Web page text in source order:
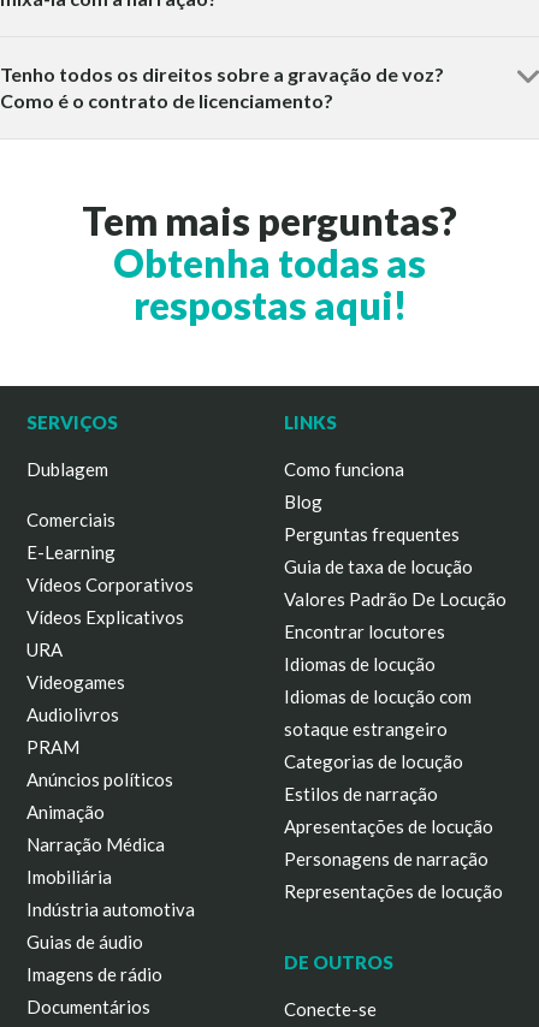
Tenho todos os direitos sobre a gravação de voz?
Como é o contrato de licenciamento?
Tem mais perguntas?
Obtenha todas as
respostas aqui!
SERVIÇOS
Dublagem
Comerciais
E-Learning
Vídeos Corporativos
Vídeos Explicativos
URA
Videogames
Audiolivros
PRAM
Anúncios políticos
Animação
Narração Médica
Imobiliária
Indústria automotiva
Guias de áudio
Imagens de rádio
Documentários
LINKS
Como funciona
Blog
Perguntas frequentes
Guia de taxa de locução
Valores Padrão De Locução
Encontrar locutores
Idiomas de locução
Idiomas de locução com
sotaque estrangeiro
Categorias de locução
Estilos de narração
Apresentações de locução
Personagens de narração
Representações de locução
DE OUTROS
Conecte-se